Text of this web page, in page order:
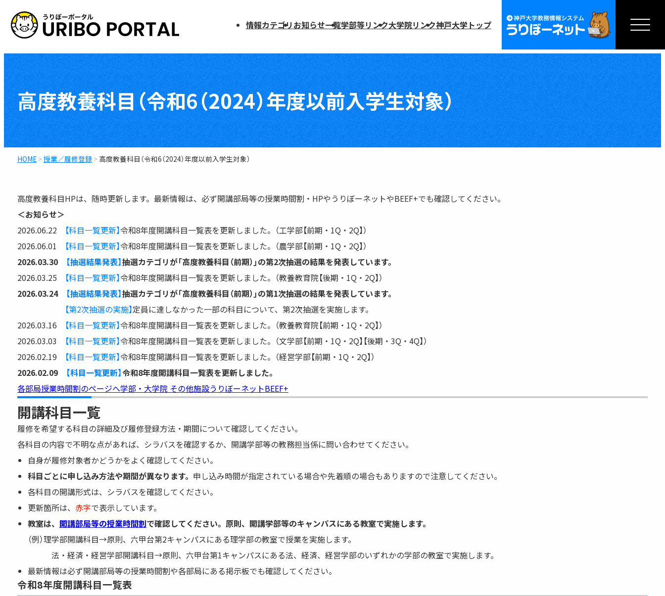
ン
情報カテゴリ
情報カテゴリ
学生生活／学生支援
健康／安心／安全
留学
お知らせ一覧学部等リンク
学部等リンク
文学部
国際人間科学部
経営学部
システム情報学部
農学部
海洋政策科学部
大学院リンク
大学院リンク
国際文化学研究科
人間発達環境学研究科
保健学研究科
医学系研究科
システム情報学研究科
農学研究科
海事科学研究科
国際協力研究科
科学技術イノベーション研究科
神戸大学トップ
高度教養科目（令和6（2024）年度以前入学生対象）
HOME>授業／履修登録> 高度教養科目（令和6（2024）年度以前入学生対象）
高度教養科目HPは、随時更新します。最新情報は、必ず開講部局等の授業時間割・HPやうりぼーネットやBEEF+でも確認してください。
＜お知らせ＞
2026.06.22
【科目一覧更新】令和8年度開講科目一覧表を更新しました。（工学部【前期・1Q・2Q】）
2026.06.01
【科目一覧更新】令和8年度開講科目一覧表を更新しました。（農学部【前期・1Q・2Q】）
2026.03.30【抽選結果発表】抽選カテゴリが「高度教養科目（前期）」の第2次抽選の結果を発表しています。
2026.03.25
【科目一覧更新】令和8年度開講科目一覧表を更新しました。（教養教育院【後期・1Q・2Q】）
2026.03.24【抽選結果発表】抽選カテゴリが「高度教養科目（前期）」の第1次抽選の結果を発表しています。
【第2次抽選の実施】定員に達しなかった一部の科目について、第2次抽選を実施します。
2026.03.16
【科目一覧更新】令和8年度開講科目一覧表を更新しました。（教養教育院【前期・1Q・2Q】）
2026.03.03
【科目一覧更新】令和8年度開講科目一覧表を更新しました。（文学部【前期・1Q・2Q】【後期・3Q・4Q】）
2026.02.19
【科目一覧更新】令和8年度開講科目一覧表を更新しました。（経営学部【前期・1Q・2Q】）
2026.02.09【科目一覧更新】令和8年度開講科目一覧表を更新しました。
各部局授業時間割のページへ学部・大学院 その他施設うりぼーネットBEEF+
開講科目一覧
履修を希望する科目の詳細及び履修登録方法・期間について確認してください。
各科目の内容で不明な点があれば、シラバスを確認するか、開講学部等の教務担当係に問い合わせてください。
自身が履修対象者かどうかをよく確認してください。
科目ごとに申し込み方法や期間が異なります。 申し込み時間が指定されている場合や先着順の場合もありますので注意してください。
各科目の開講形式は、シラバスを確認してください。
更新箇所は、 赤字で表示しています。
教室は、 開講部局等の授業時間割で確認してください。原則、開講学部等のキャンパスにある教室で実施します。
（例）理学部開講科目→原則、六甲台第2キャンパスにある理学部の教室で授業を実施します。
法・経済・経営学部開講科目→原則、六甲台第1キャンパスにある法、経済、経営学部のいずれかの学部の教室で実施します。
最新情報は必ず開講部局等の授業時間割や各部局にある掲示板でも確認してください。
令和8年度開講科目一覧表